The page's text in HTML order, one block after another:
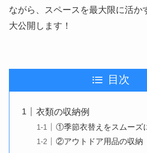
ながら、スペースを最大限に活か
大公開します！
目次
衣類の収納例
①季節衣替えをスムーズ
②アウトドア用品の収納